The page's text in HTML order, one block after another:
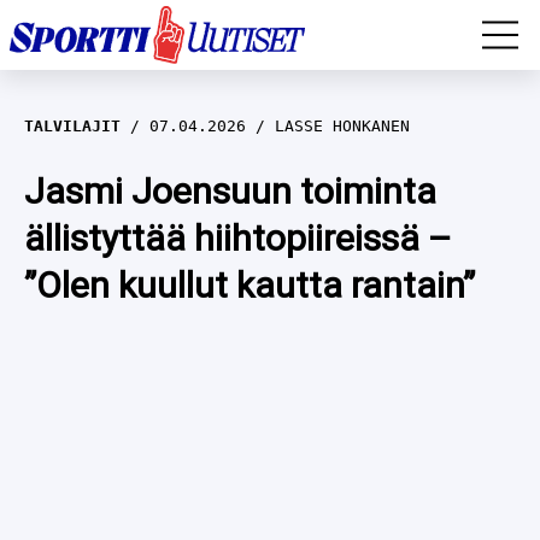
EM-YLEISURHEILU
JÄÄKIEKKO
YLEISURHEILU
WILMA HELTELÄ
TALVILAJIT
TALVILAJIT 07.04.2026 LASSE HONKANEN
Jasmi Joensuun toiminta
ällistyttää hiihtopiireissä –
”Olen kuullut kautta rantain”